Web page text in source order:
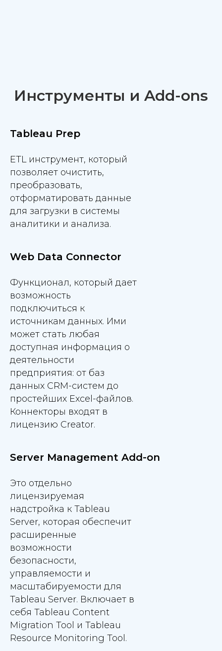
Инструменты и Add-ons
Tableau Prep
ETL инструмент, который
позволяет очистить,
преобразовать,
отформатировать данные
для загрузки в системы
аналитики и анализа.
Web Data Connector
Функционал, который дает
возможность
подключиться к
источникам данных. Ими
может стать любая
доступная информация о
деятельности
предприятия: от баз
данных CRM-систем до
простейших Excel-файлов.
Коннекторы входят в
лицензию Creator.
Server Management Add-on
Это отдельно
лицензируемая
надстройка к Tableau
Server, которая обеспечит
расширенные
возможности
безопасности,
управляемости и
масштабируемости для
Tableau Server. Включает в
себя Tableau Content
Migration Tool и Tableau
Resource Monitoring Tool.